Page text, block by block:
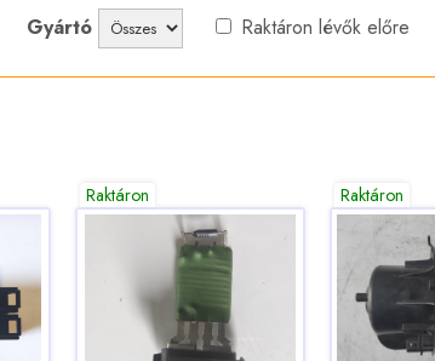
Gyártó Raktáron lévők előre
Raktáron Raktáron